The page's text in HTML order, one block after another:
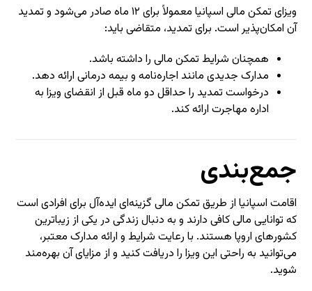
ویزای تمکن مالی اسپانیا معمولاً برای ۱۲ ماه صادر می‌شود و تمدید
آن امکان‌پذیر است. برای تمدید، متقاضی باید:
همچنان شرایط تمکن مالی را داشته باشد.
مدارک جدیدی مانند اجاره‌نامه و بیمه درمانی ارائه دهد.
درخواست تمدید را حداقل دو ماه قبل از انقضای ویزا به
اداره مهاجرت ارائه کند.
جمع‌بندی
اقامت اسپانیا از طریق تمکن مالی گزینه‌ای ایده‌آل برای افرادی است
که توانایی مالی کافی دارند و به دنبال زندگی در یکی از زیباترین
کشورهای اروپا هستند. با رعایت شرایط و ارائه مدارک معتبر،
می‌توانید به راحتی این ویزا را دریافت کنید و از مزایای آن بهره‌مند
شوید.